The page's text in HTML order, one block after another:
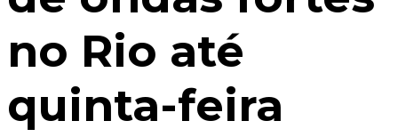
no Rio até
quinta-feira